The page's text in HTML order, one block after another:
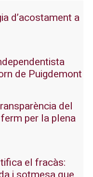
d’acostament a
de Puigdemont
del
per la plena
el fracàs: